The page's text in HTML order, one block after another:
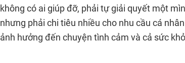
không có ai giúp đỡ, phải tự giải quyết một
nhưng phải chi tiêu nhiều cho nhu cầu cá
ảnh hưởng đến chuyện tình cảm và cả sức